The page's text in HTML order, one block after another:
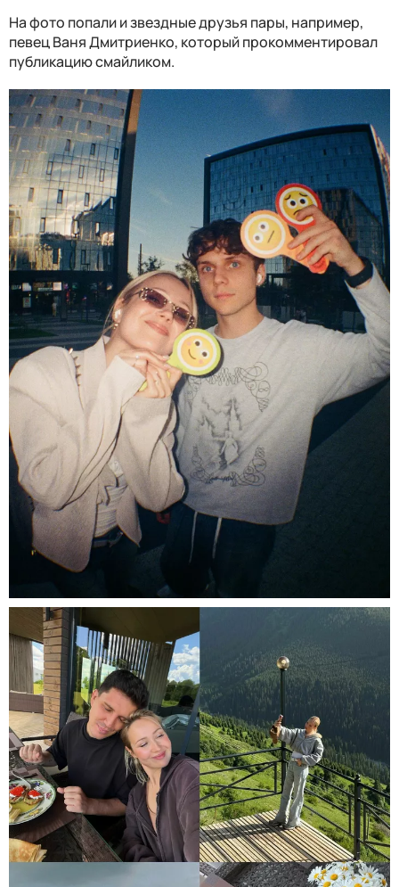
На фото попали и звездные друзья пары, например,
певец Ваня Дмитриенко, который прокомментировал
публикацию смайликом.